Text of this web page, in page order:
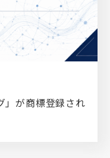
」が商標登録され
まった
たします。